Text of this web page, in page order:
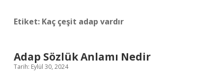
Etiket: Kaç çeşit adap vardır
Adap Sözlük Anlamı Nedir
Tarih: Eylül 30, 2024